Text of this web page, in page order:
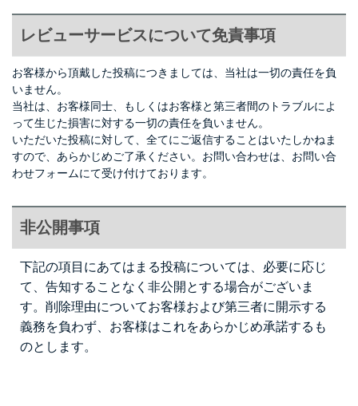
レビューサービスについて免責事項
お客様から頂戴した投稿につきましては、当社は一切の責任を負
いません。
当社は、お客様同士、もしくはお客様と第三者間のトラブルによ
って生じた損害に対する一切の責任を負いません。
いただいた投稿に対して、全てにご返信することはいたしかねま
すので、あらかじめご了承ください。お問い合わせは、 お問い合
わせフォームにて受け付けております。
非公開事項
下記の項目にあてはまる投稿については、必要に応じ
て、告知することなく非公開とする場合がございま
す。削除理由についてお客様および第三者に開示する
義務を負わず、お客様はこれをあらかじめ承諾するも
のとします。